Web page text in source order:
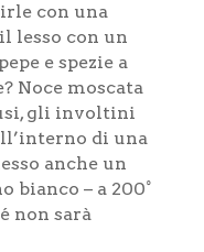
con una
lesso con un
e spezie a
Noce moscata
gli involtini
di una
anche un
bianco – a 200°
non sarà